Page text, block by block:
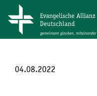
04.08.2022